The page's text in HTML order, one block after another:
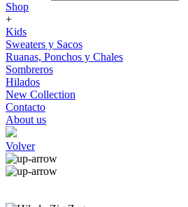
Shop
+
Kids
Sweaters y Sacos
Ruanas, Ponchos y Chales
Sombreros
Hilados
New Collection
Contacto
About us
Volver